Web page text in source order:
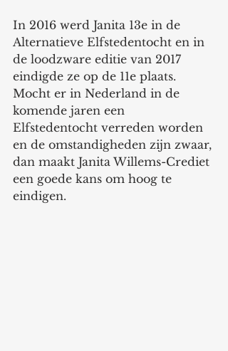
In 2016 werd Janita 13e in de
Alternatieve Elfstedentocht en in
de loodzware editie van 2017
eindigde ze op de 11e plaats.
Mocht er in Nederland in de
komende jaren een
Elfstedentocht verreden worden
en de omstandigheden zijn zwaar,
dan maakt Janita Willems-Crediet
een goede kans om hoog te
eindigen.